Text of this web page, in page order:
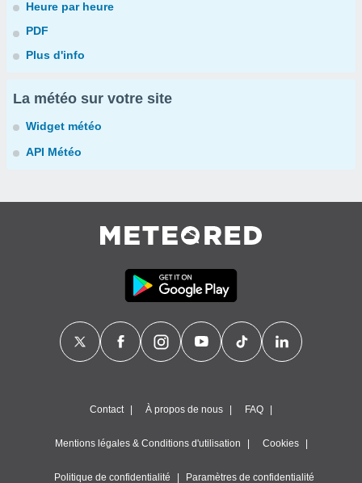
Heure par heure
PDF
Plus d'info
La météo sur votre site
Widget météo
API Météo
Contact À propos de nous FAQ
Mentions légales & Conditions d'utilisation Cookies
Politique de confidentialité Paramètres de confidentialité